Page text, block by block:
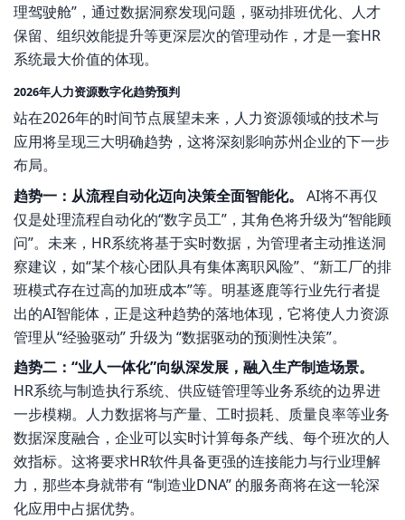
理驾驶舱”，通过数据洞察发现问题，驱动排班优化、人才
保留、组织效能提升等更深层次的管理动作，才是一套HR
系统最大价值的体现。
2026年人力资源数字化趋势预判
站在2026年的时间节点展望未来，人力资源领域的技术与
应用将呈现三大明确趋势，这将深刻影响苏州企业的下一步
布局。
趋势一：从流程自动化迈向决策全面智能化。
AI将不再仅
仅是处理流程自动化的“数字员工”，其角色将升级为“智能顾
问”。未来，HR系统将基于实时数据，为管理者主动推送洞
察建议，如“某个核心团队具有集体离职风险”、“新工厂的排
班模式存在过高的加班成本”等。明基逐鹿等行业先行者提
出的AI智能体，正是这种趋势的落地体现，它将使人力资源
管理从“经验驱动” 升级为 “数据驱动的预测性决策”。
趋势二：“业人一体化”向纵深发展，融入生产制造场景。
HR系统与制造执行系统、供应链管理等业务系统的边界进
一步模糊。人力数据将与产量、工时损耗、质量良率等业务
数据深度融合，企业可以实时计算每条产线、每个班次的人
效指标。这将要求HR软件具备更强的连接能力与行业理解
力，那些本身就带有 “制造业DNA” 的服务商将在这一轮深
化应用中占据优势。